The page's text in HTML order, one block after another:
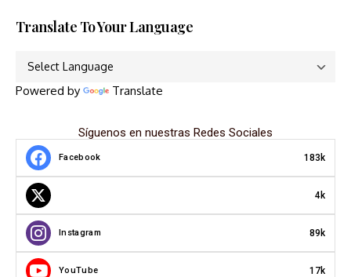
Translate To Your Language
Powered by Translate
Síguenos en nuestras Redes Sociales
Facebook 183k
4k
Instagram 89k
YouTube 17k